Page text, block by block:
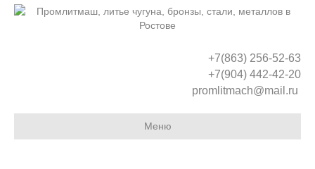
+7(863) 256-52-63
+7(904) 442-42-20
promlitmach@mail.ru
Меню